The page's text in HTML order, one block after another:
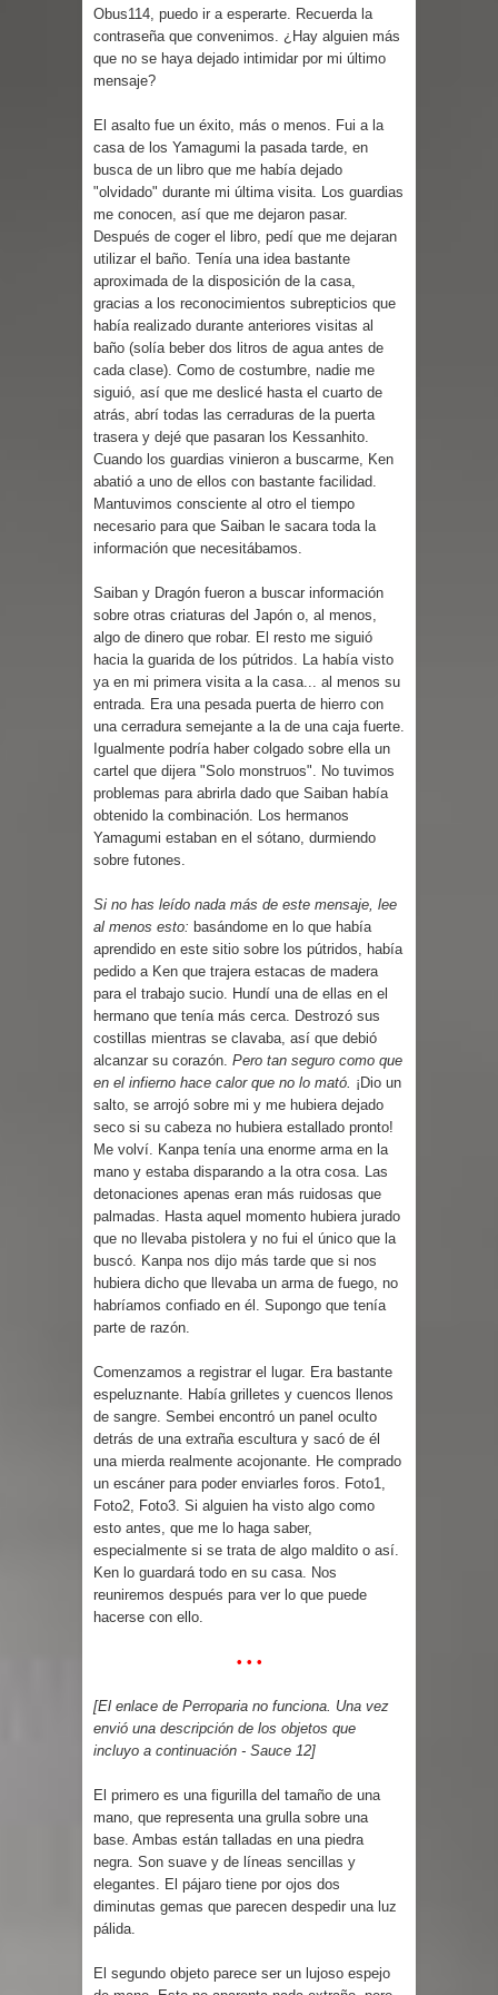
Parte 02: Un Bicho Raro
Obus114, puedo ir a esperarte. Recuerda la
contraseña que convenimos. ¿Hay alguien más
que no se haya dejado intimidar por mi último
mensaje?
El asalto fue un éxito, más o menos. Fui a la
casa de los Yamagumi la pasada tarde, en
busca de un libro que me había dejado
"olvidado" durante mi última visita. Los guardias
me conocen, así que me dejaron pasar.
Después de coger el libro, pedí que me dejaran
utilizar el baño. Tenía una idea bastante
aproximada de la disposición de la casa,
gracias a los reconocimientos subrepticios que
había realizado durante anteriores visitas al
baño (solía beber dos litros de agua antes de
cada clase). Como de costumbre, nadie me
siguió, así que me deslicé hasta el cuarto de
atrás, abrí todas las cerraduras de la puerta
trasera y dejé que pasaran los Kessanhito.
Cuando los guardias vinieron a buscarme, Ken
abatió a uno de ellos con bastante facilidad.
Mantuvimos consciente al otro el tiempo
necesario para que Saiban le sacara toda la
información que necesitábamos.
Saiban y Dragón fueron a buscar información
sobre otras criaturas del Japón o, al menos,
algo de dinero que robar. El resto me siguió
hacia la guarida de los pútridos. La había visto
ya en mi primera visita a la casa... al menos su
entrada. Era una pesada puerta de hierro con
una cerradura semejante a la de una caja fuerte.
Igualmente podría haber colgado sobre ella un
cartel que dijera "Solo monstruos". No tuvimos
problemas para abrirla dado que Saiban había
obtenido la combinación. Los hermanos
Yamagumi estaban en el sótano, durmiendo
sobre futones.
Si no has leído nada más de este mensaje, lee
al menos esto: basándome en lo que había
aprendido en este sitio sobre los pútridos, había
pedido a Ken que trajera estacas de madera
para el trabajo sucio. Hundí una de ellas en el
hermano que tenía más cerca. Destrozó sus
costillas mientras se clavaba, así que debió
alcanzar su corazón. Pero tan seguro como que
en el infierno hace calor que no lo mató. ¡Dio un
salto, se arrojó sobre mi y me hubiera dejado
seco si su cabeza no hubiera estallado pronto!
Me volví. Kanpa tenía una enorme arma en la
mano y estaba disparando a la otra cosa. Las
detonaciones apenas eran más ruidosas que
palmadas. Hasta aquel momento hubiera jurado
que no llevaba pistolera y no fui el único que la
buscó. Kanpa nos dijo más tarde que si nos
hubiera dicho que llevaba un arma de fuego, no
habríamos confiado en él. Supongo que tenía
parte de razón.
Comenzamos a registrar el lugar. Era bastante
espeluznante. Había grilletes y cuencos llenos
de sangre. Sembei encontró un panel oculto
detrás de una extraña escultura y sacó de él
una mierda realmente acojonante. He comprado
un escáner para poder enviarles foros. Foto1,
Foto2, Foto3. Si alguien ha visto algo como
esto antes, que me lo haga saber,
especialmente si se trata de algo maldito o así.
Ken lo guardará todo en su casa. Nos
reuniremos después para ver lo que puede
hacerse con ello.
• • •
[El enlace de Perroparia no funciona. Una vez
envió una descripción de los objetos que
incluyo a continuación - Sauce 12]
El primero es una figurilla del tamaño de una
mano, que representa una grulla sobre una
base. Ambas están talladas en una piedra
negra. Son suave y de líneas sencillas y
elegantes. El pájaro tiene por ojos dos
diminutas gemas que parecen despedir una luz
pálida.
El segundo objeto parece ser un lujoso espejo